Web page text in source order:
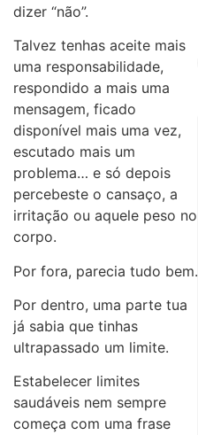
dizer “não”.
Talvez tenhas aceite mais
uma responsabilidade,
respondido a mais uma
mensagem, ficado
disponível mais uma vez,
escutado mais um
problema… e só depois
percebeste o cansaço, a
irritação ou aquele peso no
corpo.
Por fora, parecia tudo bem.
Por dentro, uma parte tua
já sabia que tinhas
ultrapassado um limite.
Estabelecer limites
saudáveis nem sempre
começa com uma frase